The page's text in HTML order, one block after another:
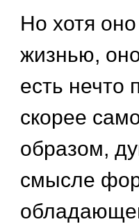
Но хотя
жизнью,
есть нечто
скорее
образом,
смысле